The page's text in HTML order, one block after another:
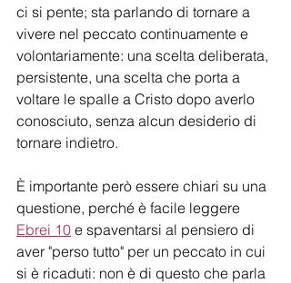
ci si pente; sta parlando di tornare a
vivere nel peccato continuamente e
volontariamente: una scelta deliberata,
persistente, una scelta che porta a
voltare le spalle a Cristo dopo averlo
conosciuto, senza alcun desiderio di
tornare indietro.
È importante però essere chiari su una
questione, perché è facile leggere
Ebrei 10 e spaventarsi al pensiero di
aver "perso tutto" per un peccato in cui
si è ricaduti: non è di questo che parla